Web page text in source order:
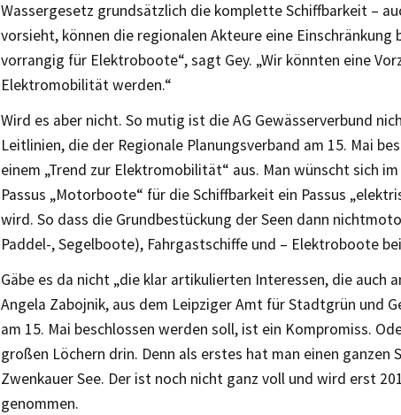
Wassergesetz grundsätzlich die komplette Schiffbarkeit –
vorsieht, können die regionalen Akteure eine Einschränkung
vorrangig für Elektroboote“, sagt Gey. „Wir könnten eine
Elektromobilität werden.“
Wird es aber nicht. So mutig ist die AG Gewässerverbund
Leitlinien, die der Regionale Planungsverband am 15. Mai
einem „Trend zur Elektromobilität“ aus. Man wünscht sich
Passus „Motorboote“ für die Schiffbarkeit ein Passus
wird. So dass die Grundbestückung der Seen dann
Paddel-, Segelboote), Fahrgastschiffe und – Elektroboote
Gäbe es da nicht „die klar artikulierten Interessen, die auch
Angela Zabojnik, aus dem Leipziger Amt für Stadtgrün und
am 15. Mai beschlossen werden soll, ist ein Kompromiss.
großen Löchern drin. Denn als erstes hat man einen ganzen
Zwenkauer See. Der ist noch nicht ganz voll und wird erst
genommen.